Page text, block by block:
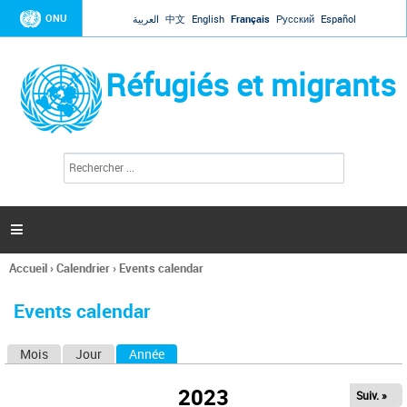
Jump to navigation
ONU العربية 中文 English Français Русский Español
Réfugiés et migrants
l
c
h
e

Vous
ici
Accueil›Calendrier› Events calendar
Events calendar
Mois Jour Année
2023 Suiv. »